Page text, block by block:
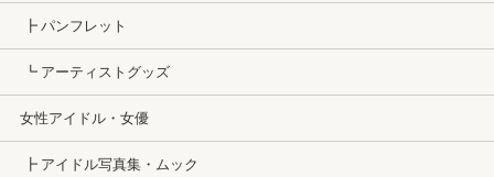
┣ パンフレット
┗ アーティストグッズ
女性アイドル・女優
┣ アイドル写真集・ムック